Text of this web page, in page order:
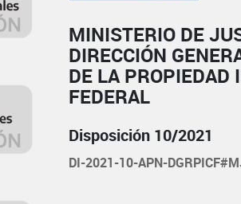
MINISTERIO DE
DIRECCIÓN
DE LA PROPIEDAD
FEDERAL
Disposición 10/2021
DI-2021-10-APN-